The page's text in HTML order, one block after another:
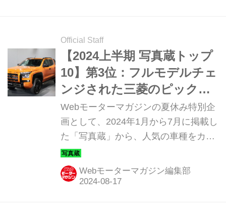
快調に走行していたものの、5日目の
レグ5で無念のリタイアとなった。優
勝は7度目の挑戦で悲願を達成したト
ヨタGRタイランドのマーナ・ポーン
シリチョードだった。
Official Staff
【2024上半期 写真蔵トップ
10】第3位：フルモデルチェ
ンジされた三菱のピックア
ップ トラック「トライト
ン」
Webモーターマガジンの夏休み特別企
画として、2024年1月から7月に掲載し
た「写真蔵」から、人気の車種をカウ
ントダウン形式でプレイバック。第3
位は、フルモデルチェンジされて日本
再上陸した、三菱 トライトンだ。
Webモーターマガジン編集部